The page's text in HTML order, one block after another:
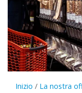
Inizio / La nostra